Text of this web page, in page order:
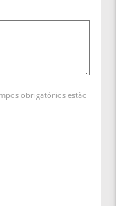
obrigatórios estão